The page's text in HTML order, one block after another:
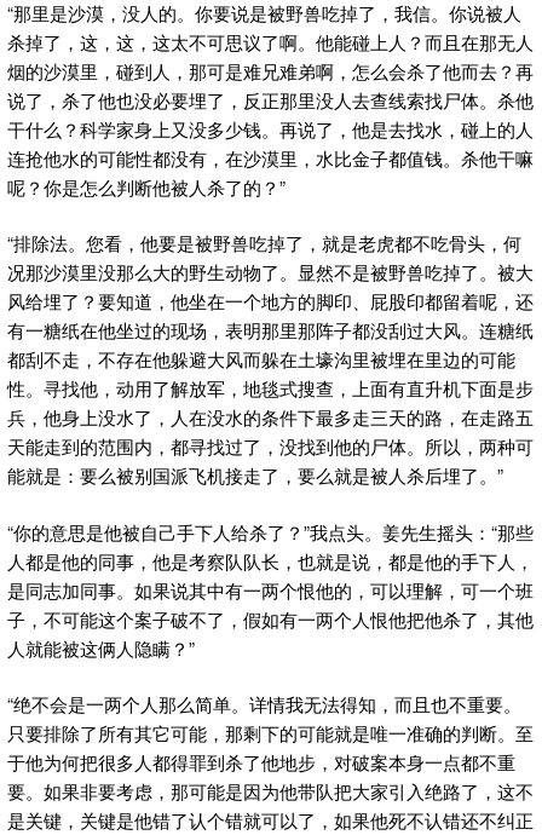
“那里是沙漠，没人的。你要说是被野兽吃掉了，我信。你说被人
杀掉了，这，这，这太不可思议了啊。他能碰上人？而且在那无人
烟的沙漠里，碰到人，那可是难兄难弟啊，怎么会杀了他而去？再
说了，杀了他也没必要埋了，反正那里没人去查线索找尸体。杀他
干什么？科学家身上又没多少钱。再说了，他是去找水，碰上的人
连抢他水的可能性都没有，在沙漠里，水比金子都值钱。杀他干嘛
呢？你是怎么判断他被人杀了的？”
“排除法。您看，他要是被野兽吃掉了，就是老虎都不吃骨头，何
况那沙漠里没那么大的野生动物了。显然不是被野兽吃掉了。被大
风给埋了？要知道，他坐在一个地方的脚印、屁股印都留着呢，还
有一糖纸在他坐过的现场，表明那里那阵子都没刮过大风。连糖纸
都刮不走，不存在他躲避大风而躲在土壕沟里被埋在里边的可能
性。寻找他，动用了解放军，地毯式搜查，上面有直升机下面是步
兵，他身上没水了，人在没水的条件下最多走三天的路，在走路五
天能走到的范围内，都寻找过了，没找到他的尸体。所以，两种可
能就是：要么被别国派飞机接走了，要么就是被人杀后埋了。”
“你的意思是他被自己手下人给杀了？”我点头。姜先生摇头：“那些
人都是他的同事，他是考察队队长，也就是说，都是他的手下人，
是同志加同事。如果说其中有一两个恨他的，可以理解，可一个班
子，不可能这个案子破不了，假如有一两个人恨他把他杀了，其他
人就能被这俩人隐瞒？”
“绝不会是一两个人那么简单。详情我无法得知，而且也不重要。
只要排除了所有其它可能，那剩下的可能就是唯一准确的判断。至
于他为何把很多人都得罪到杀了他地步，对破案本身一点都不重
要。如果非要考虑，那可能是因为他带队把大家引入绝路了，这不
是关键，关键是他错了认个错就可以了，如果他死不认错还不纠正